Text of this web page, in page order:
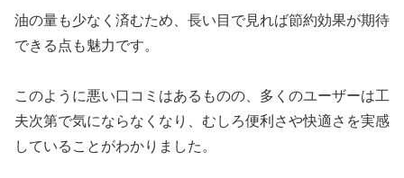
油の量も少なく済むため、長い目で見れば節約効果が期待
できる点も魅力です。
このように悪い口コミはあるものの、多くのユーザーは工
夫次第で気にならなくなり、むしろ便利さや快適さを実感
していることがわかりました。